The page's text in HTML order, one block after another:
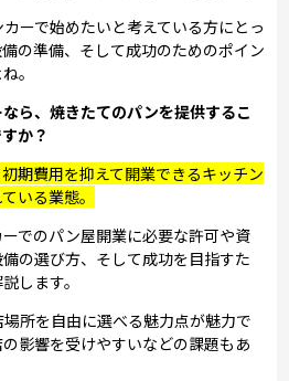
ーで始めたいと考えている方にとっ
の準備、そして成功のためのポイン
。
ら、焼きたてのパンを提供するこ
か？
期費用を抑えて開業できるキッチン
いる業態。
でのパン屋開業に必要な許可や資
の選び方、そして成功を目指すた
します。
所を自由に選べる魅力点が魅力で
影響を受けやすいなどの課題もあ